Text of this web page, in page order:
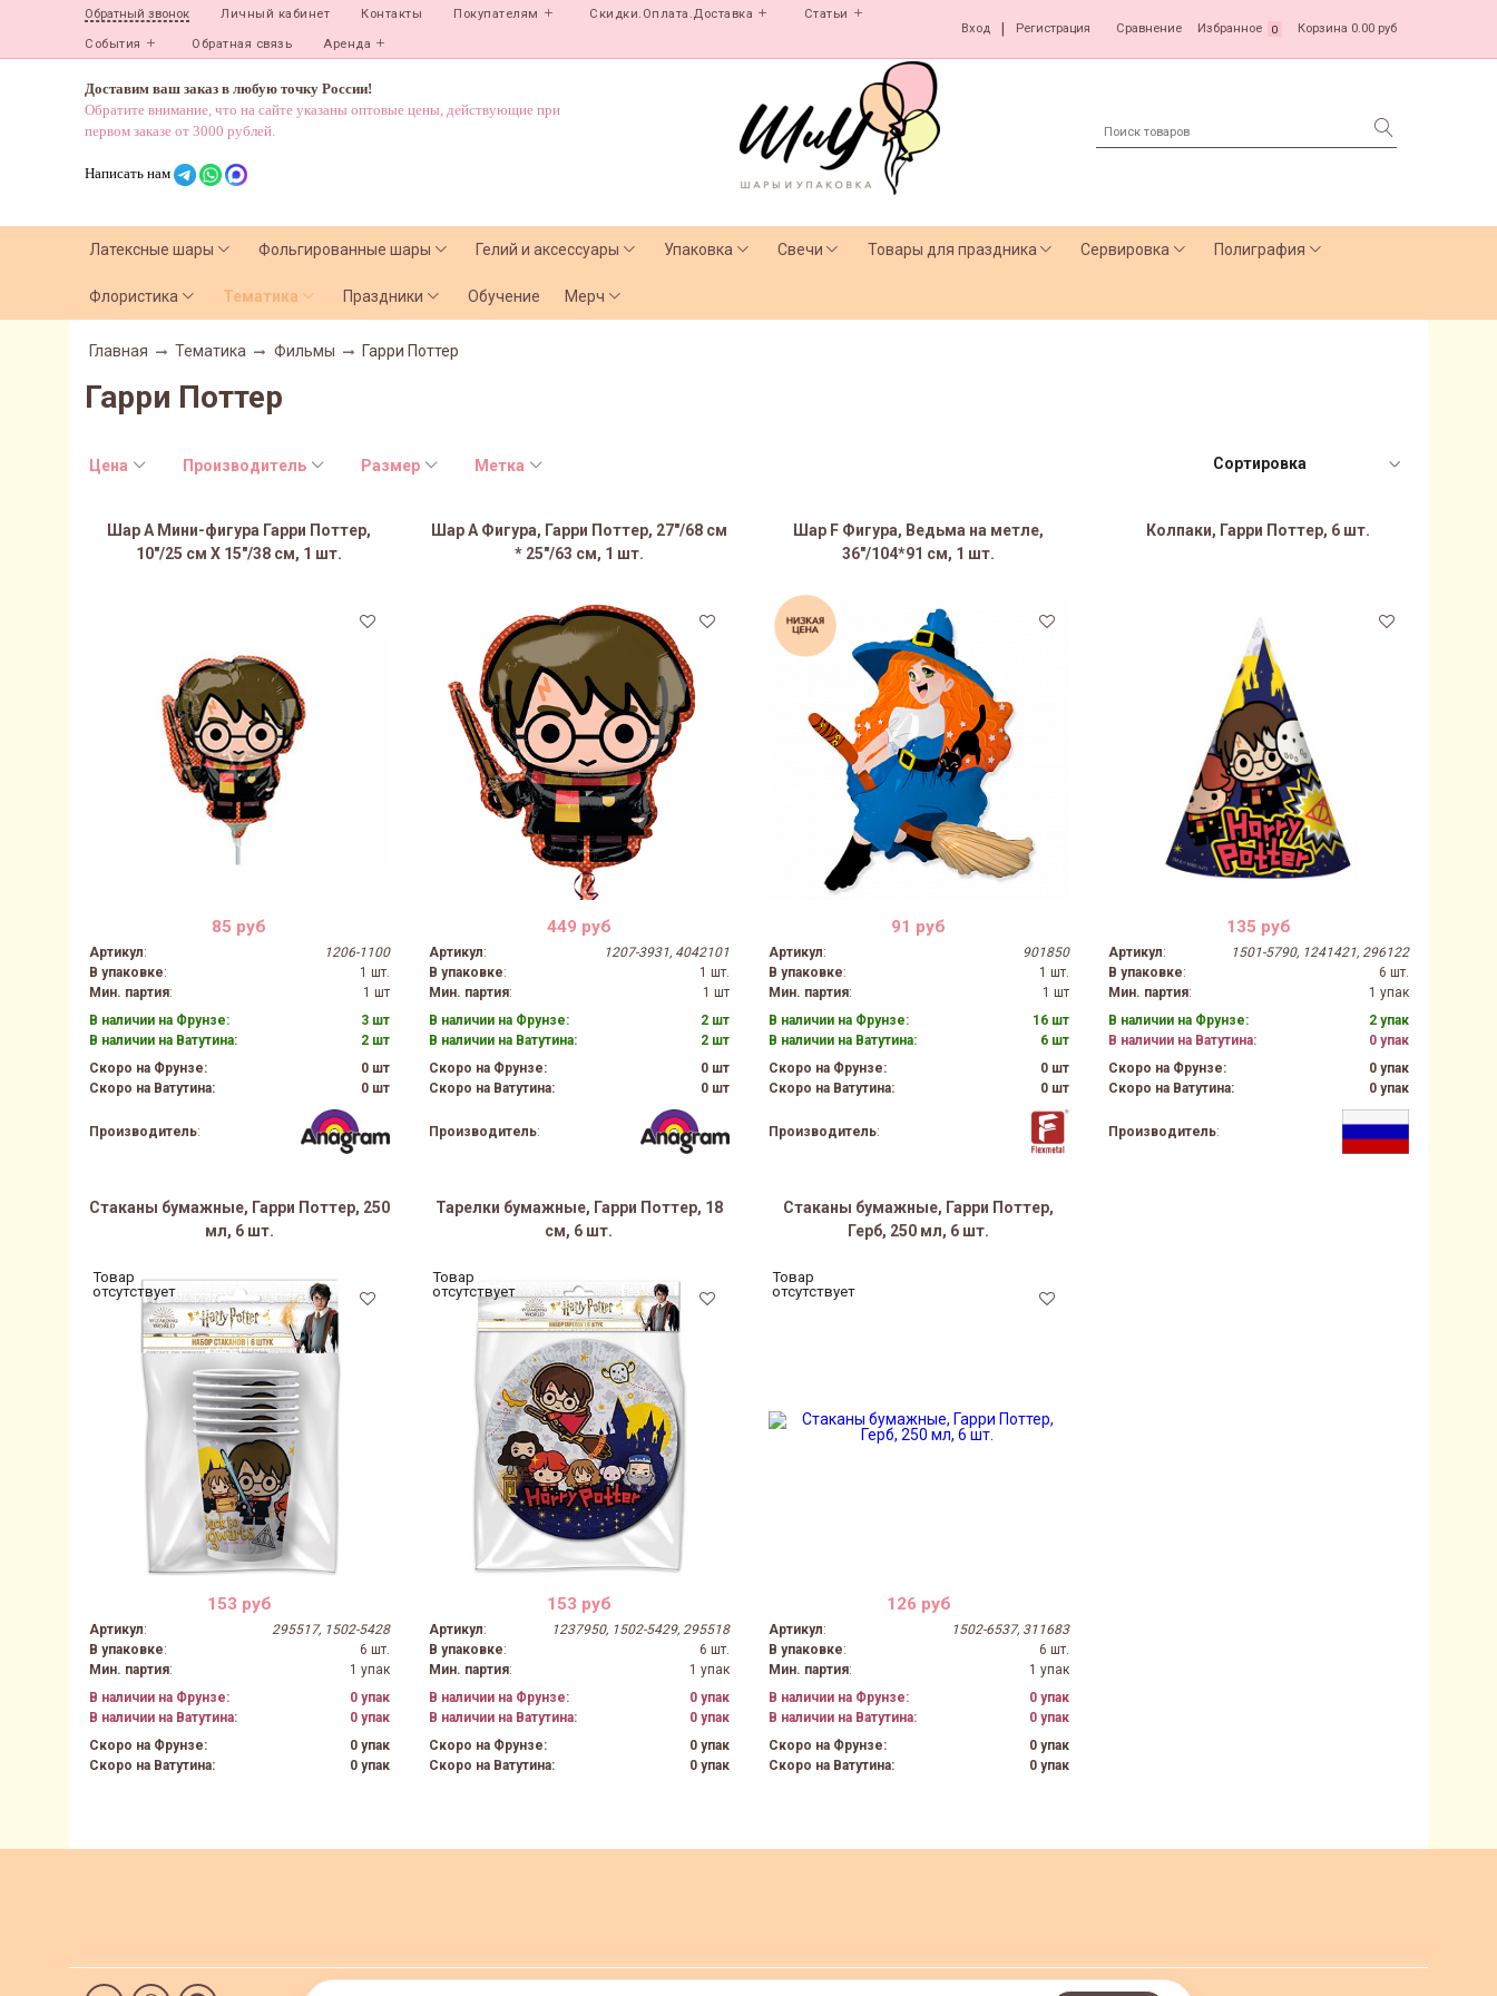
Обратный звонок Личный кабинет Контакты Покупателям Скидки.Оплата.Доставка Статьи
События Обратная связь Аренда
Вход Регистрация Сравнение Избранное 0 Корзина 0.00 руб
Доставим ваш заказ в любую точку России!
Обратите внимание, что на сайте указаны оптовые цены, действующие при
первом заказе от 3000 рублей.
Написать нам
Латексные шары Фольгированные шары Гелий и аксессуары Упаковка Свечи Товары для праздника Сервировка Полиграфия
Флористика Тематика Праздники Обучение Мерч
Главная Тематика Фильмы Гарри Поттер
Гарри Поттер
Цена Производитель Размер Метка
Шар А Мини-фигура Гарри Поттер,
10"/25 см X 15"/38 см, 1 шт.
85 руб
Артикул:
1206-1100
В упаковке:
1 шт.
Мин. партия:
1 шт
В наличии на Фрунзе:
3 шт
В наличии на Ватутина:
2 шт
Скоро на Фрунзе:
0 шт
Скоро на Ватутина:
0 шт
Производитель:
Шар А Фигура, Гарри Поттер, 27"/68 см
* 25"/63 см, 1 шт.
449 руб
Артикул:
1207-3931, 4042101
В упаковке:
1 шт.
Мин. партия:
1 шт
В наличии на Фрунзе:
2 шт
В наличии на Ватутина:
2 шт
Скоро на Фрунзе:
0 шт
Скоро на Ватутина:
0 шт
Производитель:
Шар F Фигура, Ведьма на метле,
36″/104*91 см, 1 шт.
91 руб
Артикул:
901850
В упаковке:
1 шт.
Мин. партия:
1 шт
В наличии на Фрунзе:
16 шт
В наличии на Ватутина:
6 шт
Скоро на Фрунзе:
0 шт
Скоро на Ватутина:
0 шт
Производитель:
Колпаки, Гарри Поттер, 6 шт.
135 руб
Артикул:
1501-5790, 1241421, 296122
В упаковке:
6 шт.
Мин. партия:
1 упак
В наличии на Фрунзе:
2 упак
В наличии на Ватутина:
0 упак
Скоро на Фрунзе:
0 упак
Скоро на Ватутина:
0 упак
Производитель:
Стаканы бумажные, Гарри Поттер, 250
мл, 6 шт.
Товар
отсутствует
153 руб
Артикул:
295517, 1502-5428
В упаковке:
6 шт.
Мин. партия:
1 упак
В наличии на Фрунзе:
0 упак
В наличии на Ватутина:
0 упак
Скоро на Фрунзе:
0 упак
Скоро на Ватутина:
0 упак
Тарелки бумажные, Гарри Поттер, 18
см, 6 шт.
Товар
отсутствует
153 руб
Артикул:
1237950, 1502-5429, 295518
В упаковке:
6 шт.
Мин. партия:
1 упак
В наличии на Фрунзе:
0 упак
В наличии на Ватутина:
0 упак
Скоро на Фрунзе:
0 упак
Скоро на Ватутина:
0 упак
Стаканы бумажные, Гарри Поттер,
Герб, 250 мл, 6 шт.
Товар
отсутствует
126 руб
Артикул:
1502-6537, 311683
В упаковке:
6 шт.
Мин. партия:
1 упак
В наличии на Фрунзе:
0 упак
В наличии на Ватутина:
0 упак
Скоро на Фрунзе:
0 упак
Скоро на Ватутина:
0 упак